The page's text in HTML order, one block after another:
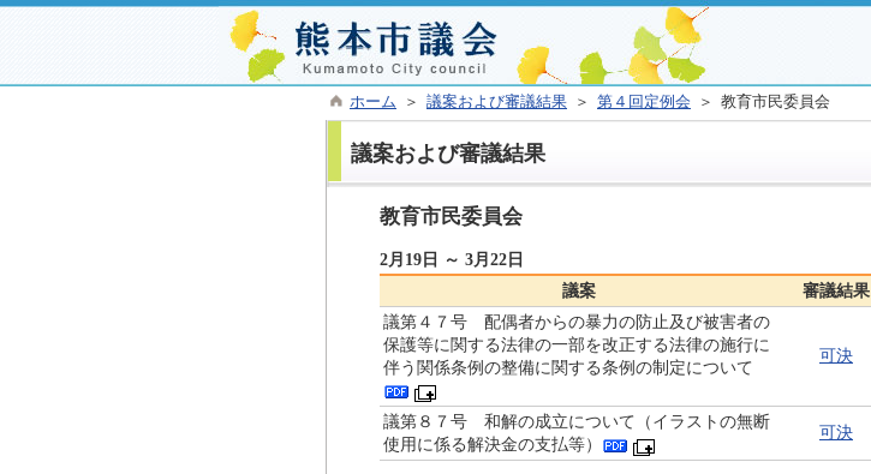
ホーム ＞ 議案および審議結果 ＞ 第４回定例会 ＞ 教育市民委員会
議案および審議結果
教育市民委員会
2月19日 ～ 3月22日
議案
審議結果
議第４７号 配偶者からの暴力の防止及び被害者の
保護等に関する法律の一部を改正する法律の施行に
伴う関係条例の整備に関する条例の制定について
可決
議第８７号 和解の成立について（イラストの無断
使用に係る解決金の支払等）
可決